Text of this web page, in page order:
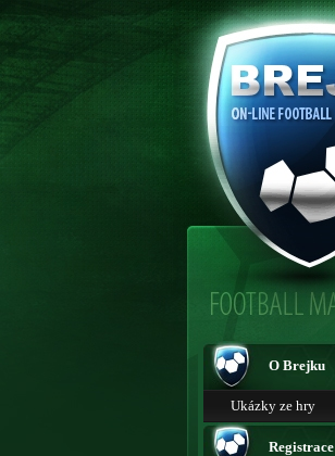
O Brejku
Ukázky ze hry
Registrace